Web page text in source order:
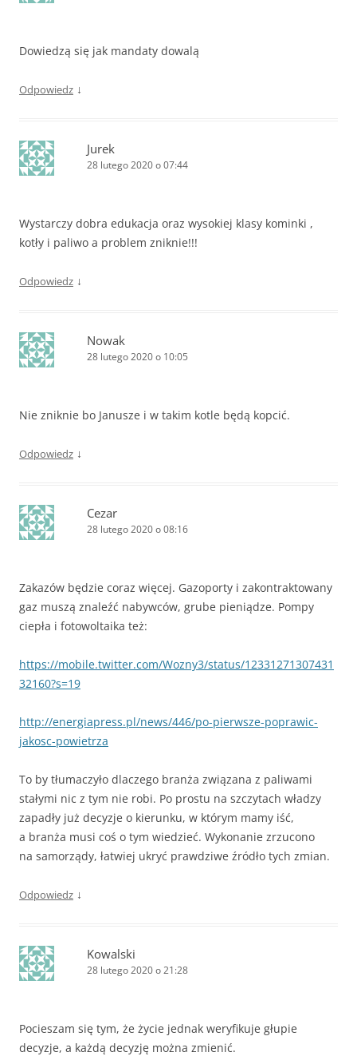
Dowiedzą się jak mandaty dowalą
Odpowiedz ↓
Jurek
28 lutego 2020 o 07:44
Wystarczy dobra edukacja oraz wysokiej klasy kominki ,
kotły i paliwo a problem zniknie!!!
Odpowiedz ↓
Nowak
28 lutego 2020 o 10:05
Nie zniknie bo Janusze i w takim kotle będą kopcić.
Odpowiedz ↓
Cezar
28 lutego 2020 o 08:16
Zakazów będzie coraz więcej. Gazoporty i zakontraktowany
gaz muszą znaleźć nabywców, grube pieniądze. Pompy
ciepła i fotowoltaika też:
https://mobile.twitter.com/Wozny3/status/12331271307431
32160?s=19
http://energiapress.pl/news/446/po-pierwsze-poprawic-
jakosc-powietrza
To by tłumaczyło dlaczego branża związana z paliwami
stałymi nic z tym nie robi. Po prostu na szczytach władzy
zapadły już decyzje o kierunku, w którym mamy iść,
a branża musi coś o tym wiedzieć. Wykonanie zrzucono
na samorządy, łatwiej ukryć prawdziwe źródło tych zmian.
Odpowiedz ↓
Kowalski
28 lutego 2020 o 21:28
Pocieszam się tym, że życie jednak weryfikuje głupie
decyzje, a każdą decyzję można zmienić.